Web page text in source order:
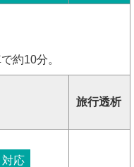
約10分。
旅行透析
対応